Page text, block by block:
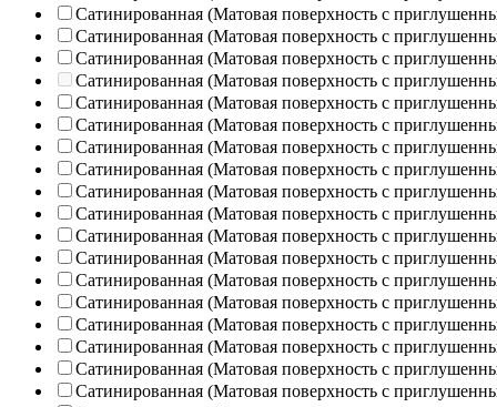
Сатинированная (Матовая поверхность с
Сатинированная (Матовая поверхность с
Сатинированная (Матовая поверхность с
Сатинированная (Матовая поверхность с
Сатинированная (Матовая поверхность с
Сатинированная (Матовая поверхность с
Сатинированная (Матовая поверхность с
Сатинированная (Матовая поверхность с
Сатинированная (Матовая поверхность с
Сатинированная (Матовая поверхность с
Сатинированная (Матовая поверхность с
Сатинированная (Матовая поверхность с
Сатинированная (Матовая поверхность с
Сатинированная (Матовая поверхность с
Сатинированная (Матовая поверхность с
Сатинированная (Матовая поверхность с
Сатинированная (Матовая поверхность с
Сатинированная (Матовая поверхность с